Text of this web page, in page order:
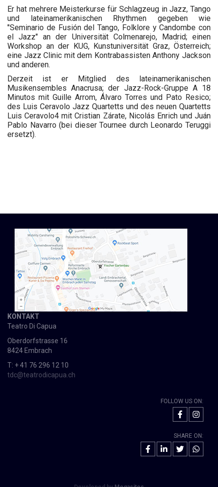
Er hat mehrere Meisterkurse für Schlagzeug in Jazz, Tango
und lateinamerikanischen Rhythmen gegeben wie
"Seminario de Fusión del Tango, Folklore y Candombe con
el Jazz" an der Universität Colmenarejo, Madrid; einen
Workshop an der KUG, Kunstuniversität Graz, Österreich;
eine Jazz Clinic mit dem Kontrabassisten Anthony Jackson
und anderen.
Derzeit ist er Mitglied des lateinamerikanischen
Musikensembles Anacrusa; der Jazz-Rock-Gruppe A 18
Minutos mit Guille Arrom, Álvaro Torres und Pato Resico;
des Luis Ceravolo Jazz Quartetts und des neuen Quartetts
Luis Ceravolo4 mit Cristian Zárate, Nicolás Enrich und Juán
Pablo Navarro (bei dieser Tournee durch Leonardo Teruggi
ersetzt).
KONTAKT
Teatro Di Capua
Oberdorfstrasse 16
8424 Embrach
T: + 41 76 296 12 10
tdc@teatrodicapua.ch
FOLLOW US ON:
SHARE ON: